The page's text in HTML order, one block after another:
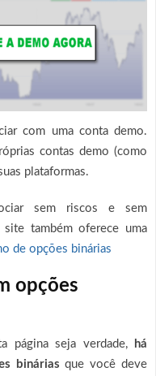
com uma conta demo.
contas demo (como
plataformas.
sem riscos e sem
site também oferece uma
de opções binárias
opções
página seja verdade,
há
binárias que você deve